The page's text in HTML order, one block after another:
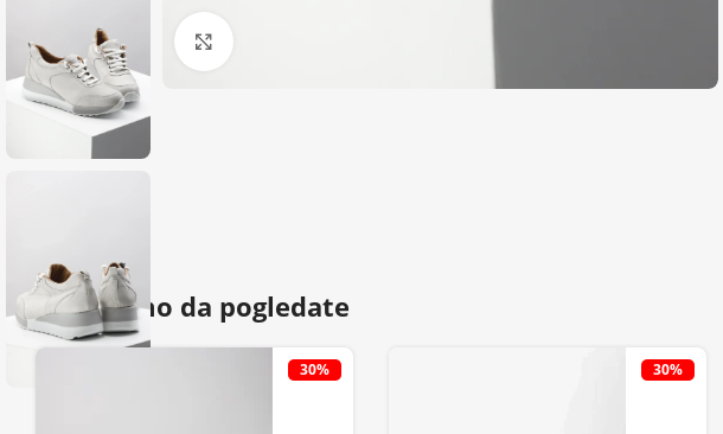
Predlažemo da pogledate
30% 30%